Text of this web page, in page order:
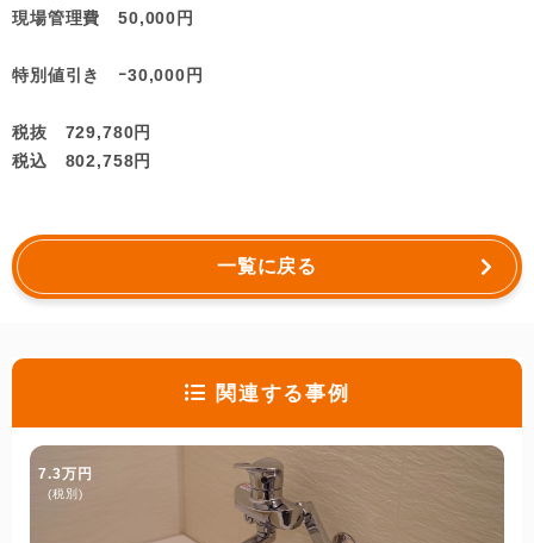
現場管理費 50,000円
特別値引き ｰ30,000円
税抜 729,780円
税込 802,758円
一覧に戻る
関連する事例
7.3万円
(税別)